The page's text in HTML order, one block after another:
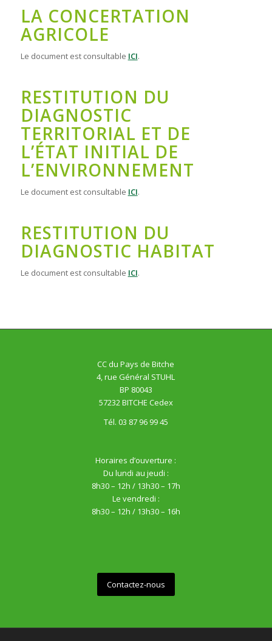
LA CONCERTATION
AGRICOLE
Le document est consultable ICI.
RESTITUTION DU
DIAGNOSTIC
TERRITORIAL ET DE
L’ÉTAT INITIAL DE
L’ENVIRONNEMENT
Le document est consultable ICI.
RESTITUTION DU
DIAGNOSTIC HABITAT
Le document est consultable ICI.
CC du Pays de Bitche
4, rue Général STUHL
BP 80043
57232 BITCHE Cedex
Tél. 03 87 96 99 45
Horaires d’ouverture :
Du lundi au jeudi :
8h30 – 12h / 13h30 – 17h
Le vendredi :
8h30 – 12h / 13h30 – 16h
Contactez-nous